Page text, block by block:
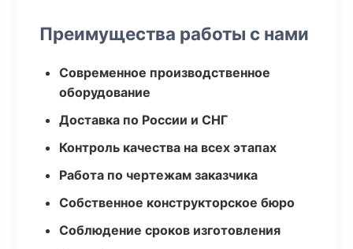
Преимущества работы с нами
Современное производственное
оборудование
Доставка по России и СНГ
Контроль качества на всех этапах
Работа по чертежам заказчика
Собственное конструкторское бюро
Соблюдение сроков изготовления